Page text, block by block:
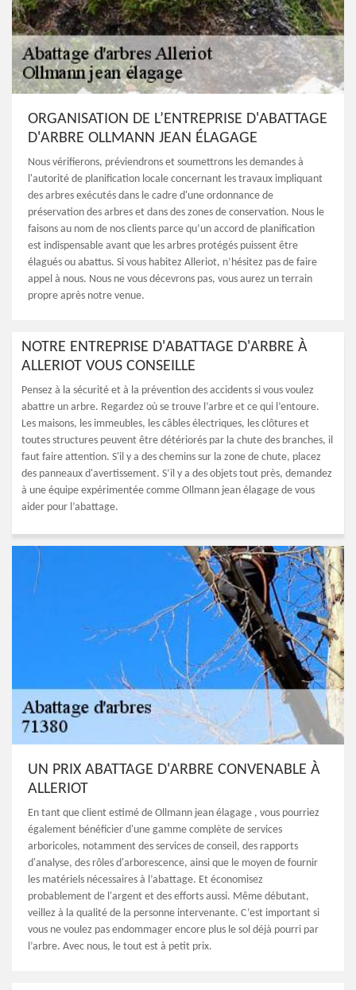
ORGANISATION DE L’ENTREPRISE D'ABATTAGE
D'ARBRE OLLMANN JEAN ÉLAGAGE
Nous vérifierons, préviendrons et soumettrons les demandes à
l'autorité de planification locale concernant les travaux impliquant
des arbres exécutés dans le cadre d'une ordonnance de
préservation des arbres et dans des zones de conservation. Nous le
faisons au nom de nos clients parce qu’un accord de planification
est indispensable avant que les arbres protégés puissent être
élagués ou abattus. Si vous habitez Alleriot, n’hésitez pas de faire
appel à nous. Nous ne vous décevrons pas, vous aurez un terrain
propre après notre venue.
NOTRE ENTREPRISE D'ABATTAGE D'ARBRE À
ALLERIOT VOUS CONSEILLE
Pensez à la sécurité et à la prévention des accidents si vous voulez
abattre un arbre. Regardez où se trouve l’arbre et ce qui l’entoure.
Les maisons, les immeubles, les câbles électriques, les clôtures et
toutes structures peuvent être détériorés par la chute des branches, il
faut faire attention. S'il y a des chemins sur la zone de chute, placez
des panneaux d'avertissement. S’il y a des objets tout près, demandez
à une équipe expérimentée comme Ollmann jean élagage de vous
aider pour l’abattage.
UN PRIX ABATTAGE D'ARBRE CONVENABLE À
ALLERIOT
En tant que client estimé de Ollmann jean élagage , vous pourriez
également bénéficier d'une gamme complète de services
arboricoles, notamment des services de conseil, des rapports
d'analyse, des rôles d'arborescence, ainsi que le moyen de fournir
les matériels nécessaires à l’abattage. Et économisez
probablement de l'argent et des efforts aussi. Même débutant,
veillez à la qualité de la personne intervenante. C’est important si
vous ne voulez pas endommager encore plus le sol déjà pourri par
l’arbre. Avec nous, le tout est à petit prix.